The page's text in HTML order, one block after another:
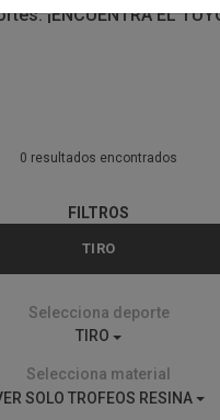
¡ENCUENTRA EL
0 resultados encontrados
FILTROS
TIRO
Selecciona deporte
TIRO
Selecciona material
SOLO TROFEOS RESINA